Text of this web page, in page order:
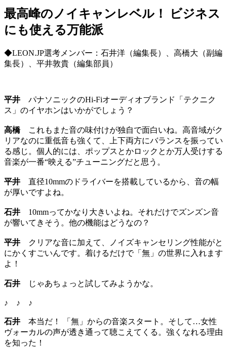
最高峰のノイキャンレベル！ ビジネス
にも使える万能派
◆LEON.JP選考メンバー：石井洋（編集長）、高橋大（副編
集長）、平井敦貴（編集部員）
平井 パナソニックのHi-Fiオーディオブランド「テクニク
ス」のイヤホンはいかがでしょう？
高橋これもまた音の味付けが独自で面白いね。高音域がク
リアなのに重低音も強くて、上下両方にバランスを振ってい
る感じ。個人的には、ポップスとかロックとか万人受けする
音楽が一番“映える”チューニングだと思う。
平井 直径10mmのドライバーを搭載しているから、音の幅
が厚いですよね。
石井 10mmってかなり大きいよね。それだけでズンズン音
が響いてきそう。他の機能はどうなの？
平井 クリアな音に加えて、ノイズキャンセリング性能がと
にかくすごいんです。着けるだけで「無」の世界に入れます
よ！
石井 じゃあちょっと試してみようかな。
♪ ♪ ♪
石井 本当だ！ 「無」からの音楽スタート。そして…女性
ヴォーカルの声が透き通って聴こえてくる。強くなれる理由
を知った！